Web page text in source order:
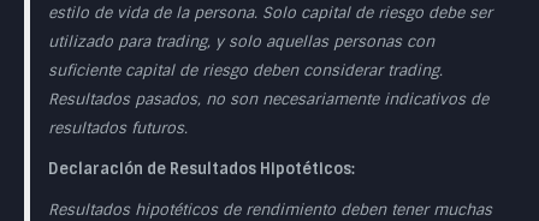
estilo de vida de la persona. Solo capital de riesgo debe ser
utilizado para trading, y solo aquellas personas con
suficiente capital de riesgo deben considerar trading.
Resultados pasados, no son necesariamente indicativos de
resultados futuros.
Declaración de Resultados Hipotéticos:
Resultados hipotéticos de rendimiento deben tener muchas